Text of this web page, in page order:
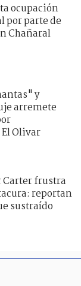
ocupación
por parte de
Chañaral
y
arremete
Olivar
Carter frustra
reportan
sustraído